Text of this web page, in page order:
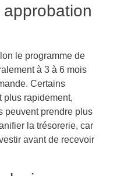
le programme de
à 3 à 6 mois
Certains
plus rapidement,
peuvent prendre plus
la trésorerie, car
avant de recevoir